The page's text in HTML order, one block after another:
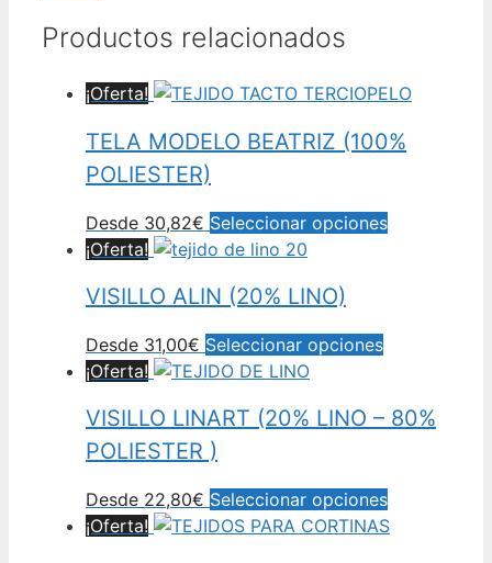
Productos relacionados
¡Oferta!
TELA MODELO BEATRIZ (100%
POLIESTER)
Desde 30,82€ Seleccionar opcionesEste
se
pueden
en
la
página
¡Oferta!
VISILLO ALIN (20% LINO)
Desde 31,00€ Seleccionar opcionesEste
múltiples
opciones
se
¡Oferta!
VISILLO LINART (20% LINO – 80%
POLIESTER )
Desde 22,80€ Seleccionar opcionesEste
producto
¡Oferta!